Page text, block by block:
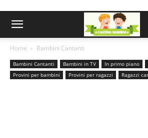
Home Bambini Cantanti
Bambini Cantanti Bambini in TV In primo piano
Provini per bambini
Provini per ragazzi Ragazzi